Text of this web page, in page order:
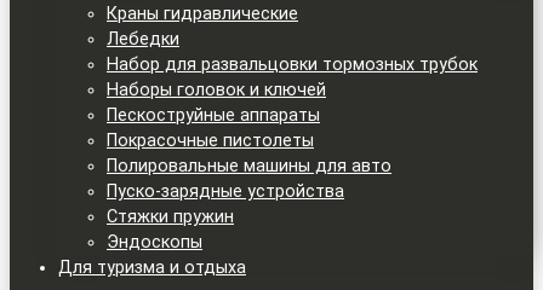
Краны гидравлические
Лебедки
Набор для развальцовки тормозных трубок
Наборы головок и ключей
Пескоструйные аппараты
Покрасочные пистолеты
Полировальные машины для авто
Пуско-зарядные устройства
Стяжки пружин
Эндоскопы
Для туризма и отдыха